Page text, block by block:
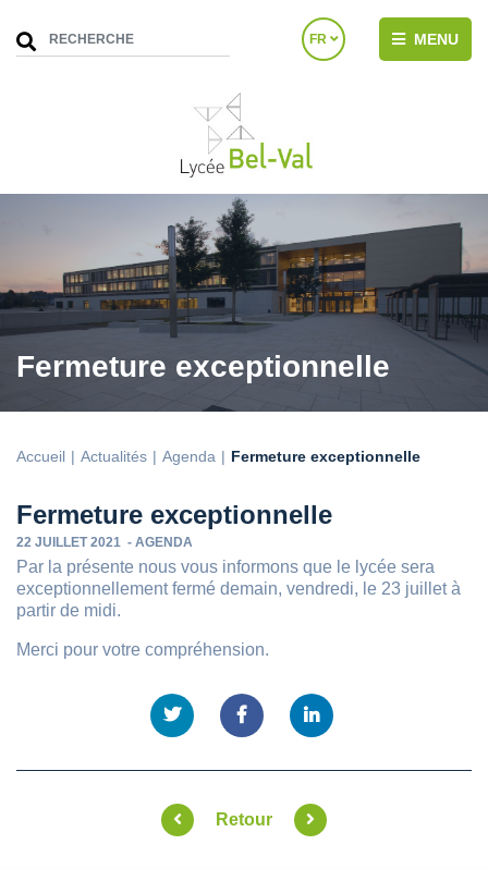
FR MENU
Fermeture exceptionnelle
Accueil Actualités Agenda Fermeture exceptionnelle
Fermeture exceptionnelle
22 JUILLET 2021 - AGENDA
Par la présente nous vous informons que le lycée sera
exceptionnellement fermé demain, vendredi, le 23 juillet à
partir de midi.
Merci pour votre compréhension.
Retour